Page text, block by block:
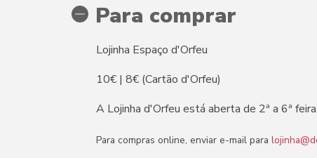
Para comprar
Lojinha Espaço d'Orfeu
10€ | 8€ (Cartão d'Orfeu)
A Lojinha d'Orfeu está aberta de 2ª a 6ª
Para compras online, enviar e-mail para